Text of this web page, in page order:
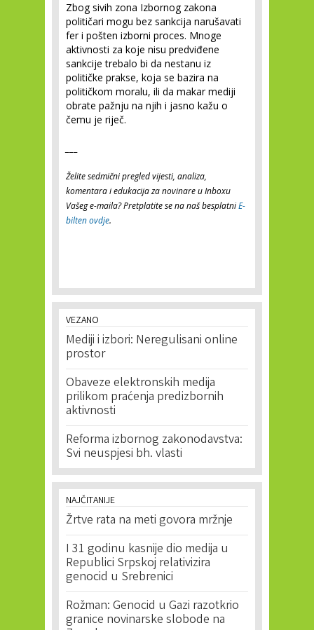
Zbog sivih zona Izbornog zakona
političari mogu bez sankcija narušavati
fer i pošten izborni proces. Mnoge
aktivnosti za koje nisu predviđene
sankcije trebalo bi da nestanu iz
političke prakse, koja se bazira na
političkom moralu, ili da makar mediji
obrate pažnju na njih i jasno kažu o
čemu je riječ.
Želite sedmični pregled vijesti, analiza,
komentara i edukacija za novinare u Inboxu
Vašeg e-maila? Pretplatite se na naš besplatniE-
bilten ovdje.
VEZANO
Mediji i izbori: Neregulisani online
prostor
Obaveze elektronskih medija
prilikom praćenja predizbornih
aktivnosti
Reforma izbornog zakonodavstva:
Svi neuspjesi bh. vlasti
NAJČITANIJE
Žrtve rata na meti govora mržnje
I 31 godinu kasnije dio medija u
Republici Srpskoj relativizira
genocid u Srebrenici
Rožman: Genocid u Gazi razotkrio
granice novinarske slobode na